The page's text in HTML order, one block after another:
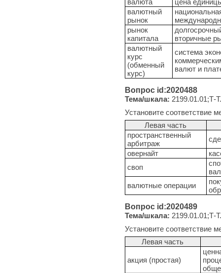
валютный
рынок
рынок
капитала
вторичные
валютный
курс
(обменный
курс)
система
валют и
Вопрос id:2020488
Тема/шкала: 2199.01.01;Т-
Установите соответствие
Левая часть
пространственный
арбитраж
овернайт
своп
валютные операции
Вопрос id:2020489
Тема/шкала: 2199.01.01;Т-
Установите соответствие
Левая часть
акция (простая)